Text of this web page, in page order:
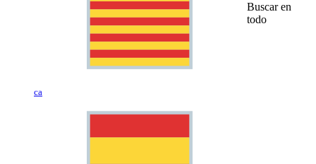
ca
Buscar en
todo